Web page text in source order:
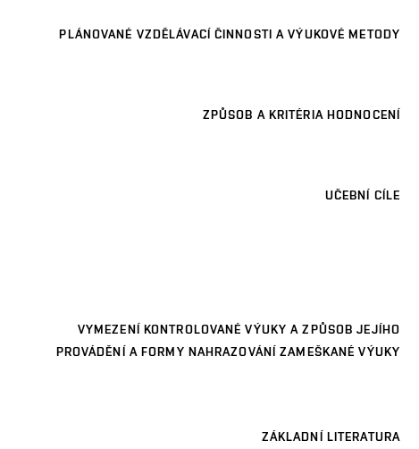
PLÁNOVANÉ VZDĚLÁVACÍ ČINNOSTI A VÝUKOVÉ METODY
ZPŮSOB A KRITÉRIA HODNOCENÍ
UČEBNÍ CÍLE
VYMEZENÍ KONTROLOVANÉ VÝUKY A ZPŮSOB JEJÍHO
PROVÁDĚNÍ A FORMY NAHRAZOVÁNÍ ZAMEŠKANÉ VÝUKY
ZÁKLADNÍ LITERATURA